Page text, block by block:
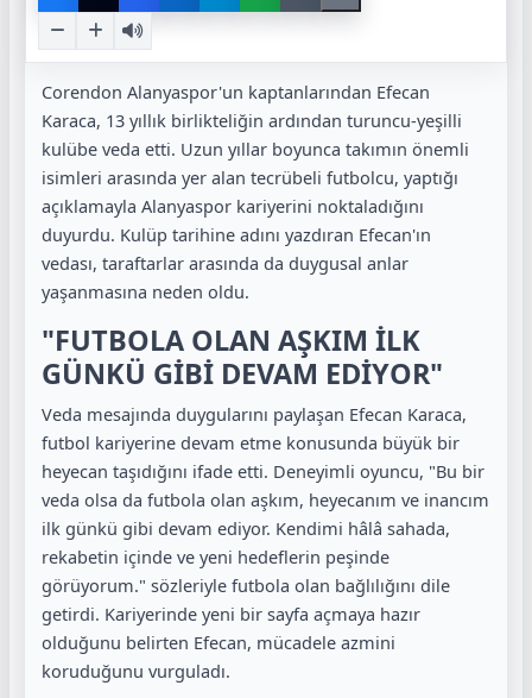
Corendon Alanyaspor'un kaptanlarından Efecan
Karaca, 13 yıllık birlikteliğin ardından turuncu-yeşilli
kulübe veda etti. Uzun yıllar boyunca takımın önemli
isimleri arasında yer alan tecrübeli futbolcu, yaptığı
açıklamayla Alanyaspor kariyerini noktaladığını
duyurdu. Kulüp tarihine adını yazdıran Efecan'ın
vedası, taraftarlar arasında da duygusal anlar
yaşanmasına neden oldu.
"FUTBOLA OLAN AŞKIM İLK
GÜNKÜ GİBİ DEVAM EDİYOR"
Veda mesajında duygularını paylaşan Efecan Karaca,
futbol kariyerine devam etme konusunda büyük bir
heyecan taşıdığını ifade etti. Deneyimli oyuncu, "Bu bir
veda olsa da futbola olan aşkım, heyecanım ve inancım
ilk günkü gibi devam ediyor. Kendimi hâlâ sahada,
rekabetin içinde ve yeni hedeflerin peşinde
görüyorum." sözleriyle futbola olan bağlılığını dile
getirdi. Kariyerinde yeni bir sayfa açmaya hazır
olduğunu belirten Efecan, mücadele azmini
koruduğunu vurguladı.